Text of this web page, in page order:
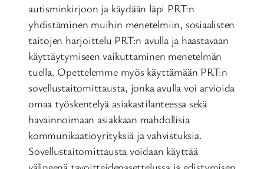
autisminkirjoon ja käydään läpi PRT:n
yhdistäminen muihin menetelmiin, sosiaalisten
taitojen harjoittelu PRT:n avulla ja haastavaan
käyttäytymiseen vaikuttaminen menetelmän
tuella. Opettelemme myös käyttämään PRT:n
sovellustaitomittausta, jonka avulla voi arvioida
omaa työskentelyä asiakastilanteessa sekä
havainnoimaan asiakkaan mahdollisia
kommunikaatioyrityksiä ja vahvistuksia.
Sovellustaitomittausta voidaan käyttää